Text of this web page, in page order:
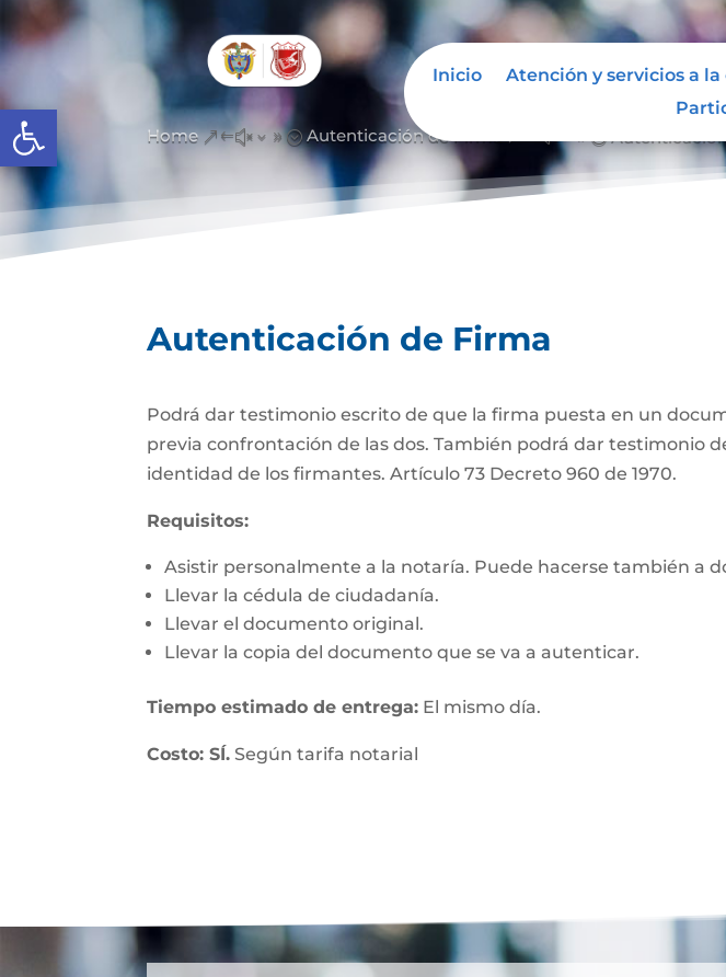
Abrir barra de herramientas
Inicio Atención y servicios a
Home &#x39; Autenticación de Firma
Autenticación de Firma
Podrá dar testimonio escrito de que la firma puesta en un
previa confrontación de las dos. También podrá dar testimonio
identidad de los firmantes. Artículo 73 Decreto 960 de 1970.
Requisitos:
Asistir personalmente a la notaría. Puede hacerse también a
Llevar la cédula de ciudadanía.
Llevar el documento original.
Llevar la copia del documento que se va a autenticar.
Tiempo estimado de entrega: El mismo día.
Costo: SÍ. Según tarifa notarial